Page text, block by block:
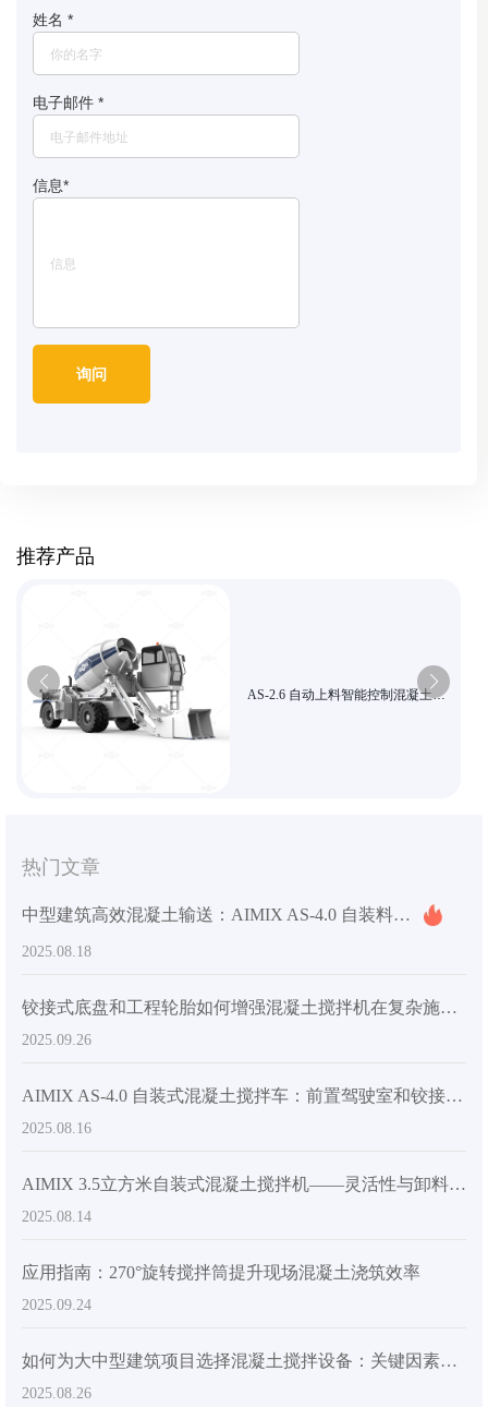
姓名 *
电子邮件 *
信息*
推荐产品
AS-2.6 自动上料智能控制混凝土搅
热门文章
中型建筑高效混凝土输送：AIMIX AS-4.0 自装料搅拌机如何实现卓越的卸载性能
2025.08.18
铰接式底盘和工程轮胎如何增强混凝土搅拌机在复杂施工现场的灵活性
2025.09.26
AIMIX AS-4.0 自装式混凝土搅拌车：前置驾驶室和铰接式底盘如何提升效率和安全性
2025.08.16
AIMIX 3.5立方米自装式混凝土搅拌机——灵活性与卸料效率的完美平衡
2025.08.14
应用指南：270°旋转搅拌筒提升现场混凝土浇筑效率
2025.09.24
如何为大中型建筑项目选择混凝土搅拌设备：关键因素和选择指南
2025.08.26